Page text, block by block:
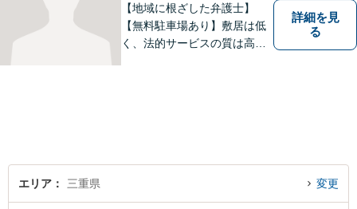
【地域に根ざした弁護士】
【無料駐車場あり】敷居は低
く、法的サービスの質は高く
ぞご連絡ください。
詳細を見
る
エリア 三重県 変更